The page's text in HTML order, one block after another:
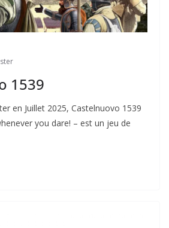
1539
en Juillet 2025, Castelnuovo 1539
you dare! – est un jeu de